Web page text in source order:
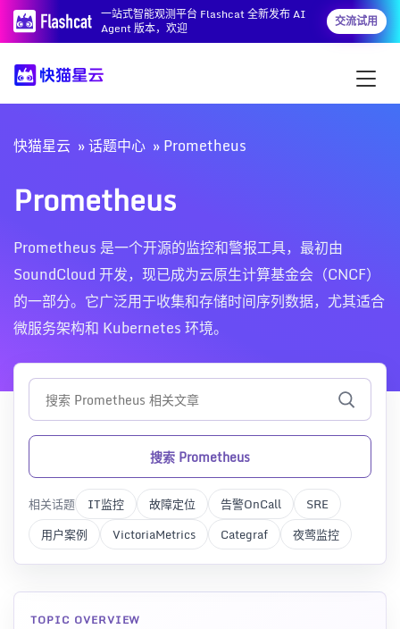
一站式智能观测平台 Flashcat 全新发布 AI
Agent 版本，欢迎
交流试用
快猫星云 话题中心 Prometheus
Prometheus
Prometheus 是一个开源的监控和警报工具，最初由
SoundCloud 开发，现已成为云原生计算基金会（CNCF）
的一部分。它广泛用于收集和存储时间序列数据，尤其适合
微服务架构和 Kubernetes 环境。
搜索 Prometheus
相关话题 IT监控 故障定位 告警OnCall
SRE
用户案例
VictoriaMetrics Categraf 夜莺监控
TOPIC OVERVIEW